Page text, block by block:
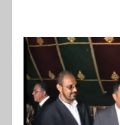
الوطنية للتجارة
عمله بعد تبرئته من